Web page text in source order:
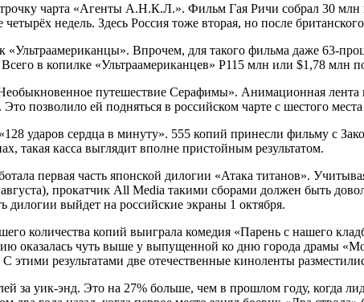
чарта «Агенты А.Н.К.Л.». Фильм Гая Ричи собрал 30
недель. Здесь Россия тоже вторая, но после
Впрочем, для такого фильма даже 63-
в копилке «Ультраамериканцев» Р115 млн или $1,78 млн
путешествие Серафимы». Анимационная лента
позволило ей подняться в российском чарте с шестого места
ударов сердца в минуту». 555 копий принесли фильму с
такая касса выглядит вполне пристойным результатом.
первая часть японской дилогии «Атака титанов».
прокатчик All Media такими сборами должен быть
дилогии выйдет на российские экраны 1 октября.
количества копий выиграла комедия «Парень с нашего
оказалась чуть выше у выпущенной ко дню города драмы
этими результатами две отечественные киноленты
за уик-энд. Это на 27% больше, чем в прошлом году, когда